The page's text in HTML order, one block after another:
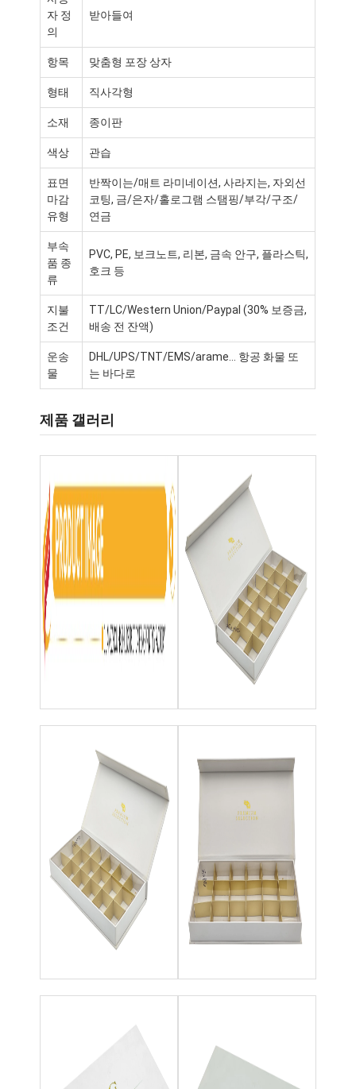
홈
우리 에 관한 것
공장 투어
포장 상자 인쇄
화장용 패키징 박스
종이 선물 가방
카운터 디스플레이 박스
소매 선반 워블러
접착 스티커 브랜드
가방을 패키징하는 안면 마스크
맞춤형 브로셔 인쇄
맞춤형 빨간색 패키지
자 정
의
받아들여
항목 맞춤형 포장 상자
형태 직사각형
소재 종이판
색상 관습
표면
마감
유형
반짝이는/매트 라미네이션, 사라지는, 자외선
코팅, 금/은자/홀로그램 스탬핑/부각/구조/
연금
부속
품 종
류
PVC, PE, 보크노트, 리본, 금속 안구, 플라스틱,
호크 등
지불
조건
TT/LC/Western Union/Paypal (30% 보증금,
배송 전 잔액)
운송
물
DHL/UPS/TNT/EMS/arame... 항공 화물 또
는 바다로
제품 갤러리